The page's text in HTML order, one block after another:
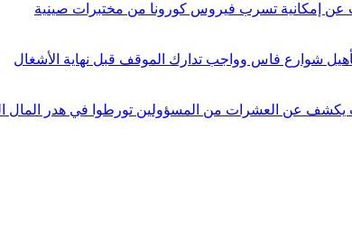
عن إمكانية تسرب فيروس كورونا من مختبرات صينية
شوارع فاس وواجب تدارك الموقف قبل نهاية الأشغال
يكشف عن العشرات من المسؤولين تورطوا في هدر المال